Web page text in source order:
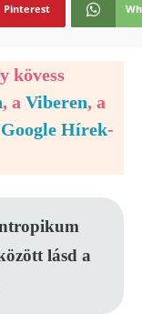
Pinterest
kövess
, a Viberen, a
Google Hírek-
lásd a